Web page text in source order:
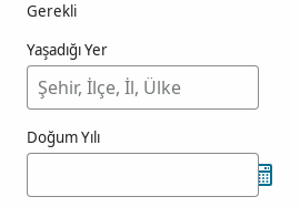
Gerekli
Yaşadığı Yer
Doğum Yılı